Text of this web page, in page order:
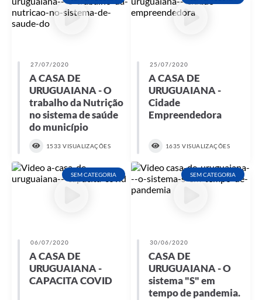
27/07/2020
A CASA DE
URUGUAIANA - O
trabalho da Nutrição
no sistema de saúde
do município
1533 VISUALIZAÇÕES
25/07/2020
A CASA DE
URUGUAIANA -
Cidade
Empreendedora
1635 VISUALIZAÇÕES
SEM CATEGORIA
06/07/2020
A CASA DE
URUGUAIANA -
CAPACITA COVID
SEM CATEGORIA
30/06/2020
CASA DE
URUGUAIANA - O
sistema "S" em
tempo de pandemia.